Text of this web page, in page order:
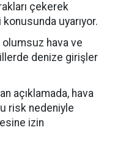
çekerek
uyarıyor.
olumsuz hava ve
denize girişler
açıklamada, hava
risk nedeniyle
izin